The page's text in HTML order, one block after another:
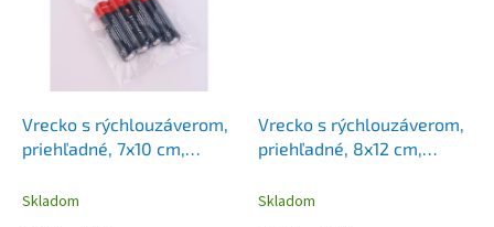
Vrecko s rýchlouzáverom,
priehľadné, 7x10 cm,
Skladom
Vrecko s rýchlouzáverom,
priehľadné, 8x12 cm,
Skladom